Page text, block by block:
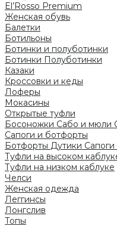
El’Rosso Premium
Женская обувь
Балетки
Ботильоны
Ботинки и полуботинки
Ботинки Полуботинки
Казаки
Кроссовки и кеды
Лоферы
Мокасины
Открытые туфли
Босоножки Сабо и мюли
Сапоги и ботфорты
Ботфорты Дутики Сапоги
Туфли на высоком
Туфли на низком каблуке
Челси
Женская одежда
Леггинсы
Лонгслив
Топы